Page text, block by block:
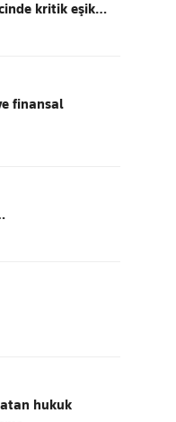
kritik eşik…
finansal
hukuk